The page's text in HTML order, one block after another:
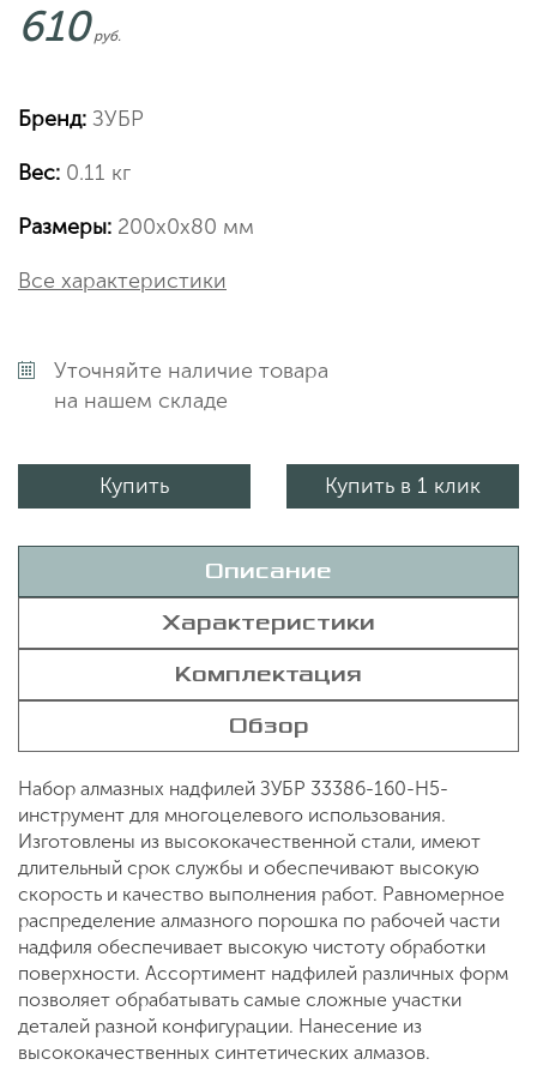
610 руб.
Бренд: ЗУБР
Вес: 0.11 кг
Размеры: 200х0х80 мм
Все характеристики
Уточняйте наличие товара
на нашем складе
Купить Купить в 1 клик
Описание
Характеристики
Комплектация
Обзор
Набор алмазных надфилей ЗУБР 33386-160-H5-
инструмент для многоцелевого использования.
Изготовлены из высококачественной стали, имеют
длительный срок службы и обеспечивают высокую
скорость и качество выполнения работ. Равномерное
распределение алмазного порошка по рабочей части
надфиля обеспечивает высокую чистоту обработки
поверхности. Ассортимент надфилей различных форм
позволяет обрабатывать самые сложные участки
деталей разной конфигурации. Нанесение из
высококачественных синтетических алмазов.